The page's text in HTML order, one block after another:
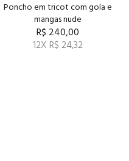
Poncho em tricot com gola e
mangas nude
R$ 240,00
12X R$ 24,32